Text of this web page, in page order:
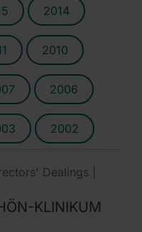
2014
2010
2006
2002
Dealings |
KLINIKUM